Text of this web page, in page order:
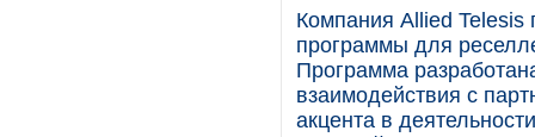
Компания Allied
программы для
Программа
взаимодействия с
акцента в